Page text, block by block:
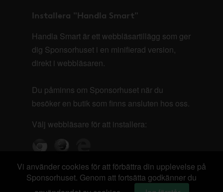
Installera "Handla Smart"
Handla Smart är ett webbläsartillägg som ger
dig Sponsorhuset i en minifierad version,
direkt i webbläsaren.
Du påminns om Sponsorhuset när du
besöker en butik som finns ansluten hos oss.
Välj webbläsare för att installera:
Vi använder cookies för att förbättra din upplevelse på
Sponsorhuset. Genom att fortsätta godkänner du